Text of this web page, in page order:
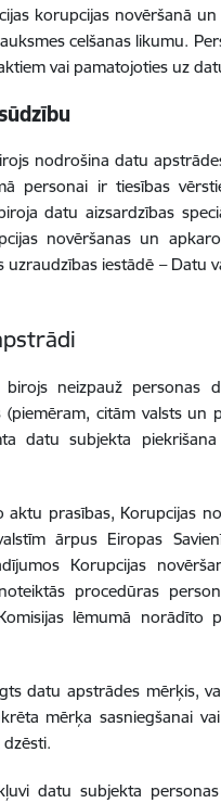
korupcijas novēršanā
celšanas likumu.
vai pamatojoties uz
nodrošina datu
personai ir tiesības
datu aizsardzības
novēršanas un
iestādē – Datu
neizpauž personas
citām valsts un
datu subjekta
aktu prasības, Korupcijas
ārpus Eiropas
Korupcijas
procedūras
lēmumā norādīto
datu apstrādes mērķis,
mērķa sasniegšanai
datu subjekta